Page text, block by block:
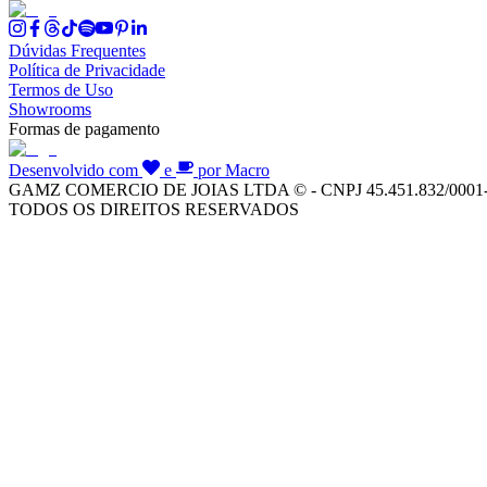
Dúvidas Frequentes
Política de Privacidade
Termos de Uso
Showrooms
Formas de pagamento
Desenvolvido com e
por Macro
GAMZ COMERCIO DE JOIAS LTDA © - CNPJ 45.451.832/
TODOS OS DIREITOS RESERVADOS